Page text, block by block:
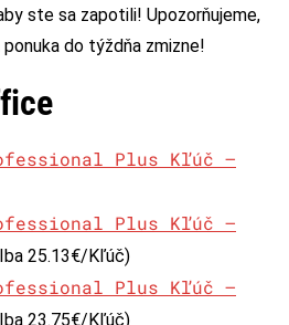
ste sa zapotili! Upozorňujeme,
do týždňa zmizne!
Plus Kľúč –
Plus Kľúč –
25.13€/Kľúč)
Plus Kľúč –
23.75€/Kľúč)